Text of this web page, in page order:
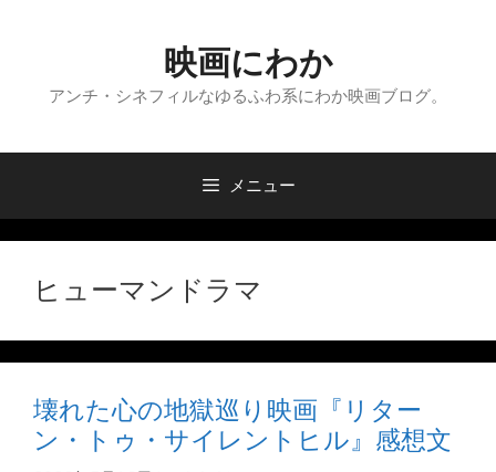
へ
映画にわか
アンチ・シネフィルなゆるふわ系にわか映画ブログ。
メニュー
ヒューマンドラマ
壊れた心の地獄巡り映画『リター
ン・トゥ・サイレントヒル』感想文